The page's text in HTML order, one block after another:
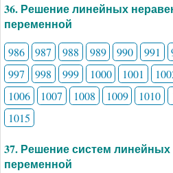
36. Решение линейных
переменной
986 987 988 989 990 991
997
998 999 1000 1001
1006
1007 1008 1009 1010
1015
37. Решение систем
переменной